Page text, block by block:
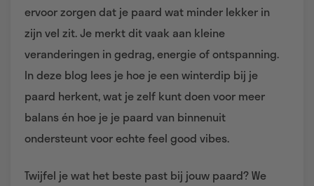
ervoor zorgen dat je paard wat minder lekker in
zijn vel zit. Je merkt dit vaak aan kleine
veranderingen in gedrag, energie of ontspanning.
In deze blog lees je hoe je een winterdip bij je
paard herkent, wat je zelf kunt doen voor meer
balans én hoe je je paard van binnenuit
ondersteunt voor echte feel good vibes.
Twijfel je wat het beste past bij jouw paard? We